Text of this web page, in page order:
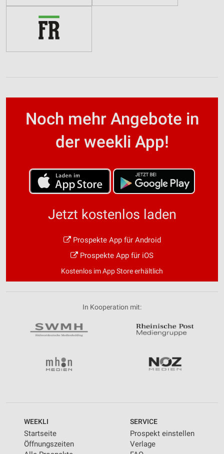
Noch mehr Angebote in
der weekli App!
Jetzt kostenlos laden
Prospekte App für Android
Prospekte App für iOS
Kostenlos im App Store erhältlich
In Kooperation mit:
WEEKLI
Startseite
Öffnungszeiten
SERVICE
Prospekt einstellen
Verlage